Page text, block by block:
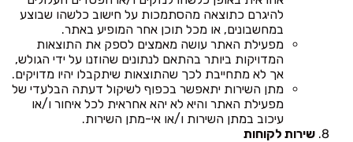
להיגרם כתוצאה מהסתמכות על חישוב כלשהו שבוצע
במחשבונים, או מכל תוכן אחר המופיע באתר.
מפעילת האתר עושה מאמצים לספק את התוצאות
המדויקות ביותר בהתאם לנתונים שהוזנו על ידי הגולש,
אך לא מתחייבת לכך שהתוצאות שיתקבלו יהיו מדויקים.
מתן השירות יתאפשר בכפוף לשיקול דעתה הבלעדי של
מפעילת האתר והיא לא יהא אחראית לכל איחור ו/או
עיכוב במתן השירות ו/או אי-מתן השירות.
שירות לקוחות